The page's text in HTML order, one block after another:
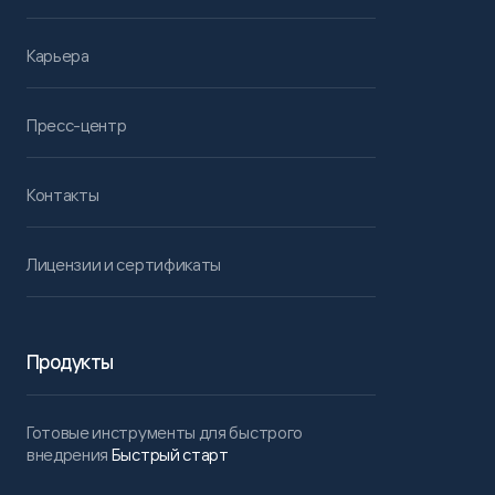
Карьера
Пресс-центр
Контакты
Лицензии и сертификаты
Продукты
Готовые инструменты для быстрого
внедрения Быстрый старт